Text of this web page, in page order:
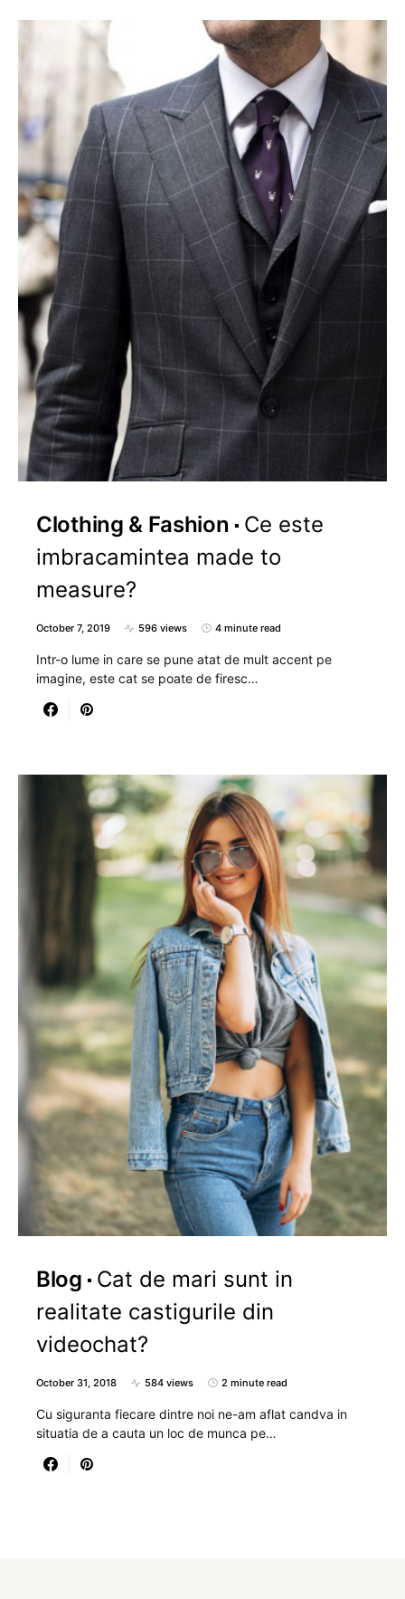
Clothing & Fashion
Ce este
imbracamintea made to
measure?
October 7, 2019 596 views 4 minute read
Intr-o lume in care se pune atat de mult accent pe
imagine, este cat se poate de firesc…
Blog
Cat de mari sunt in
realitate castigurile din
videochat?
October 31, 2018 584 views 2 minute read
Cu siguranta fiecare dintre noi ne-am aflat candva in
situatia de a cauta un loc de munca pe…